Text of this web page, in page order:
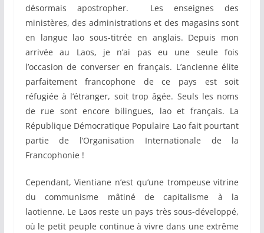
désormais apostropher. Les enseignes des
ministères, des administrations et des magasins sont
en langue lao sous-titrée en anglais. Depuis mon
arrivée au Laos, je n’ai pas eu une seule fois
l’occasion de converser en français. L’ancienne élite
parfaitement francophone de ce pays est soit
réfugiée à l’étranger, soit trop âgée. Seuls les noms
de rue sont encore bilingues, lao et français. La
République Démocratique Populaire Lao fait pourtant
partie de l’Organisation Internationale de la
Francophonie !
Cependant, Vientiane n’est qu’une trompeuse vitrine
du communisme mâtiné de capitalisme à la
laotienne. Le Laos reste un pays très sous-développé,
où le petit peuple continue à vivre dans une extrême